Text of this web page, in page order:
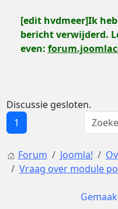
[edit hvdmeer]Ik
bericht verwijderd.
even:
Discussie gesloten.
1
Forum Joomla!
Vraag over module